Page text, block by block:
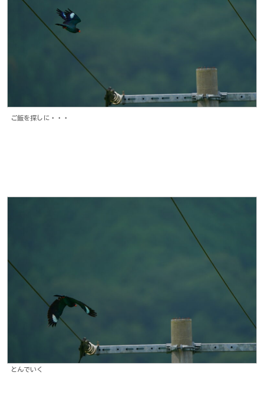
ご飯を探しに・・・
とんでいく